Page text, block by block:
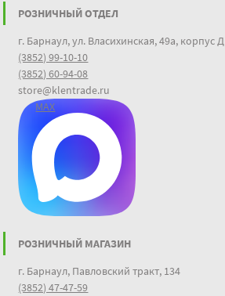
РОЗНИЧНЫЙ ОТДЕЛ
г. Барнаул, ул. Власихинская, 49а, корпус Д
(3852) 99-10-10
(3852) 60-94-08
store@klentrade.ru
MAX
РОЗНИЧНЫЙ МАГАЗИН
г. Барнаул, Павловский тракт, 134
(3852) 47-47-59